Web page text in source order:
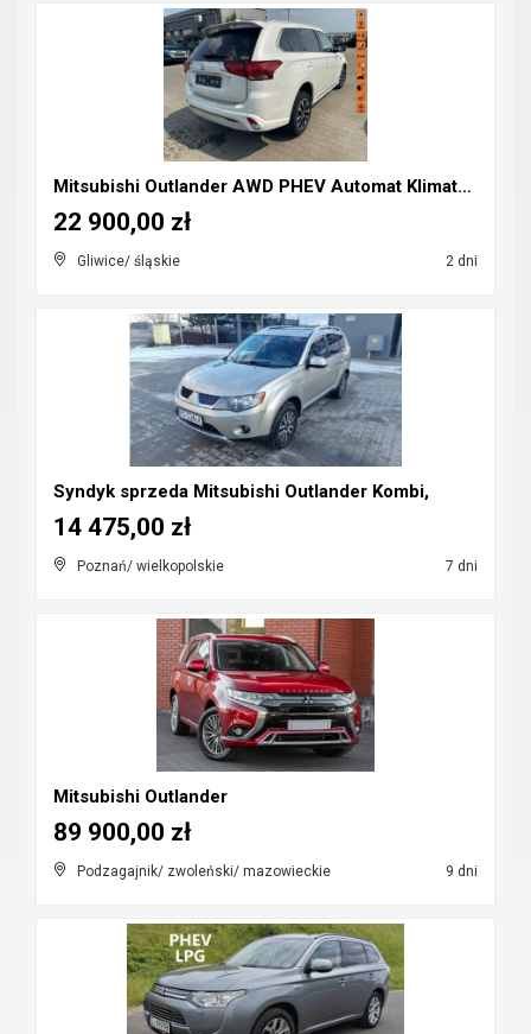
Mitsubishi Outlander AWD PHEV Automat Klimatronik ...
Gliwice/ śląskie 2 dni
22 900,00 zł
Syndyk sprzeda Mitsubishi Outlander Kombi,
Poznań/ wielkopolskie 7 dni
14 475,00 zł
Mitsubishi Outlander
Podzagajnik/ zwoleński/ mazowieckie 9 dni
89 900,00 zł